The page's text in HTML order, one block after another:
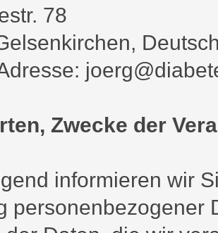
78
Zwecke der
informieren wir
personenbezogener